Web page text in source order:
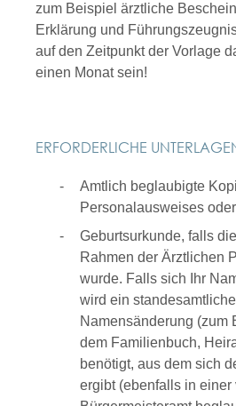
zum Beispiel ärztliche
Erklärung und
auf den Zeitpunkt der Vorlage
einen Monat sein!
ERFORDERLICHE
Amtlich beglaubigte
Personalausweises
Geburtsurkunde, falls
Rahmen der Ärztlichen
wurde. Falls sich Ihr
wird ein
Namensänderung (zum
dem Familienbuch,
benötigt, aus dem sich
ergibt (ebenfalls in einer